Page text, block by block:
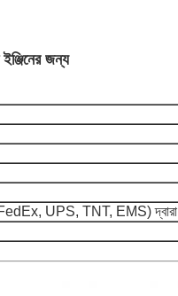
জন্য
UPS, TNT, EMS) দ্বারা